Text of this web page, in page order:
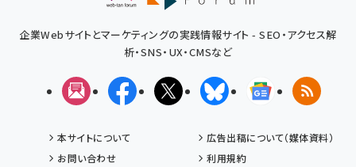
企業Webサイトとマーケティングの実践情報サイト - SEO・アクセス解
析・SNS・UX・CMSなど
メルマガFacebookX(エックス)BlueskyGoogleニュ
RSS
本サイトについて
広告出稿について（媒体資料）
お問い合わせ
利用規約